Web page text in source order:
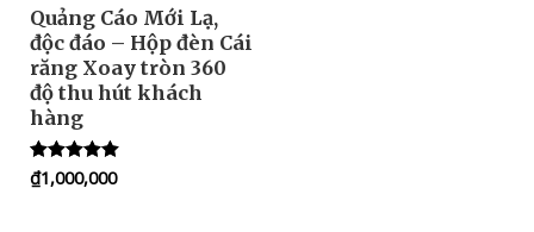
Quảng Cáo Mới Lạ,
độc đáo – Hộp đèn Cái
răng Xoay tròn 360
độ thu hút khách
hàng
Rated
5.00
₫1,000,000